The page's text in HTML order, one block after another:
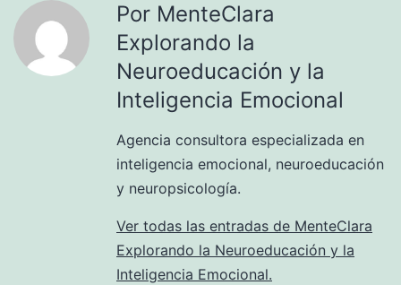
Por MenteClara
Explorando la
Neuroeducación y la
Inteligencia Emocional
Agencia consultora especializada en
inteligencia emocional, neuroeducación
y neuropsicología.
Ver todas las entradas de MenteClara
Explorando la Neuroeducación y la
Inteligencia Emocional.